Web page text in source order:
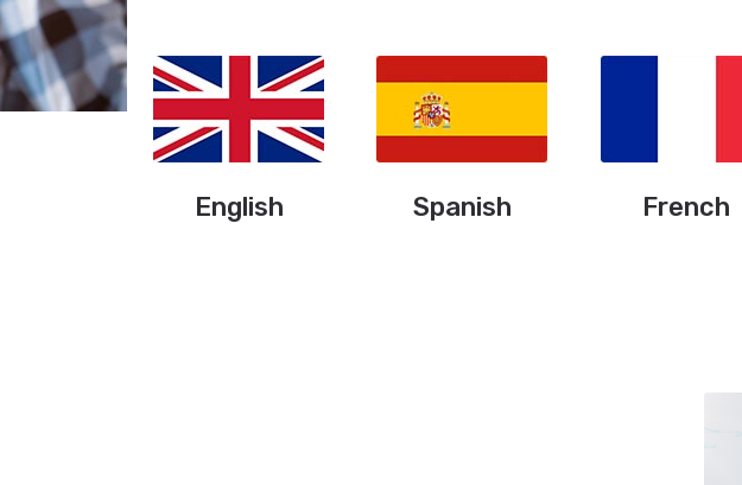
English Spanish French